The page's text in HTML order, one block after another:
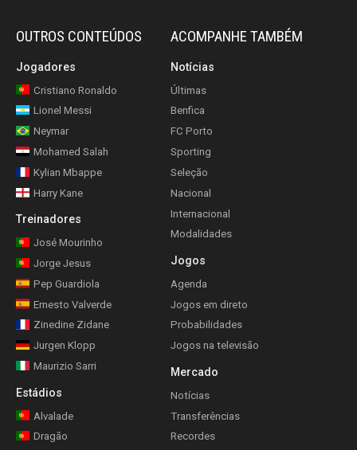
OUTROS CONTEÚDOS
Jogadores
Cristiano Ronaldo
Lionel Messi
Neymar
Mohamed Salah
Kylian Mbappe
Harry Kane
Treinadores
José Mourinho
Jorge Jesus
Pep Guardiola
Ernesto Valverde
Zinedine Zidane
Jurgen Klopp
Maurizio Sarri
Estádios
Alvalade
Dragão
ACOMPANHE TAMBÉM
Notícias
Últimas
Benfica
FC Porto
Sporting
Seleção
Nacional
Internacional
Modalidades
Jogos
Agenda
Jogos em direto
Probabilidades
Jogos na televisão
Mercado
Notícias
Transferências
Recordes